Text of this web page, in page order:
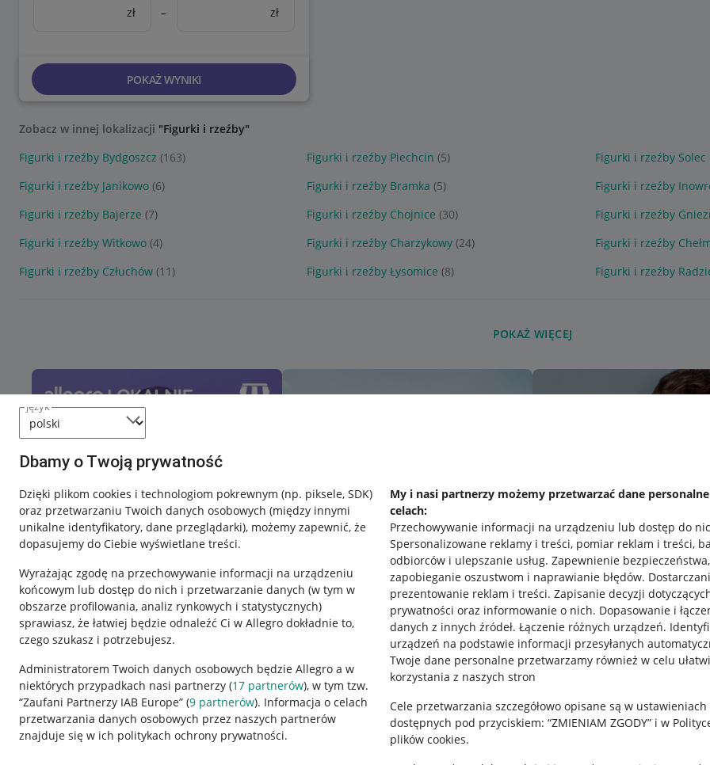
język
Dbamy o Twoją prywatność
Dzięki plikom cookies i technologiom pokrewnym (np. piksele, SDK)
oraz przetwarzaniu Twoich danych osobowych (między innymi
unikalne identyfikatory, dane przeglądarki), możemy zapewnić, że
dopasujemy do Ciebie wyświetlane treści.
Wyrażając zgodę na przechowywanie informacji na urządzeniu
końcowym lub dostęp do nich i przetwarzanie danych (w tym w
obszarze profilowania, analiz rynkowych i statystycznych)
sprawiasz, że łatwiej będzie odnaleźć Ci w Allegro dokładnie to,
czego szukasz i potrzebujesz.
Administratorem Twoich danych osobowych będzie Allegro a w
niektórych przypadkach nasi partnerzy (17 partnerów), w tym tzw.
“Zaufani Partnerzy IAB Europe” (9 partnerów). Informacja o celach
przetwarzania danych osobowych przez naszych partnerów
znajduje się w ich politykach ochrony prywatności.
My i nasi partnerzy możemy przetwarzać dane
celach:
Przechowywanie informacji na urządzeniu lub dostęp do
Spersonalizowane reklamy i treści, pomiar reklam i treści,
odbiorców i ulepszanie usług. Zapewnienie bezpieczeństwa,
zapobieganie oszustwom i naprawianie błędów.
prezentowanie reklam i treści. Zapisanie decyzji
prywatności oraz informowanie o nich. Dopasowanie i
danych z innych źródeł. Łączenie różnych urządzeń.
urządzeń na podstawie informacji przesyłanych
Twoje dane personalne przetwarzamy również w celu
korzystania z naszych stron
Cele przetwarzania szczegółowo opisane są w ustawieniach
dostępnych pod przyciskiem: “ZMIENIAM ZGODY” i w
plików cookies.
zł – zł
POKAŻ WYNIKI
Zobacz w innej lokalizacji "Figurki i rzeźby"
Figurki i rzeźby Bydgoszcz (163) Figurki i rzeźby Piechcin (5) Figurki i rzeźby Solec
Figurki i rzeźby Janikowo (6) Figurki i rzeźby Bramka (5) Figurki i rzeźby
Figurki i rzeźby Bajerze (7) Figurki i rzeźby Chojnice (30) Figurki i rzeźby
Figurki i rzeźby Witkowo (4) Figurki i rzeźby Charzykowy (24) Figurki i rzeźby
Figurki i rzeźby Człuchów (11) Figurki i rzeźby Łysomice (8) Figurki i rzeźby
POKAŻ WIĘCEJ
Przydatne informacje
Jak to działa
Napisz do nas
Allegro Gadane dla sprzedających
Regulamin
Polityka plików "cookies"
Ustawienia plików "cookies"
Pobierz aplikację